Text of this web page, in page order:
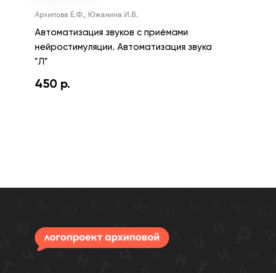
Архипова Е.Ф., Южанина И.В.
Автоматизация звуков с приёмами
нейростимуляции. Автоматизация звука
"Л"
450 р.